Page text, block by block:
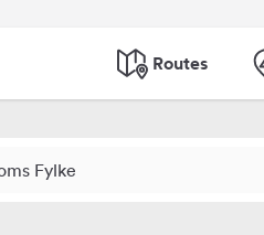
Routes